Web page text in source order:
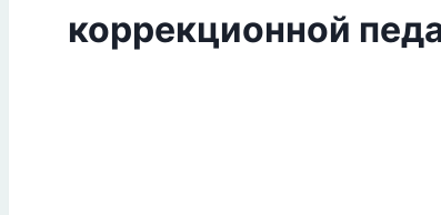
коррекционной